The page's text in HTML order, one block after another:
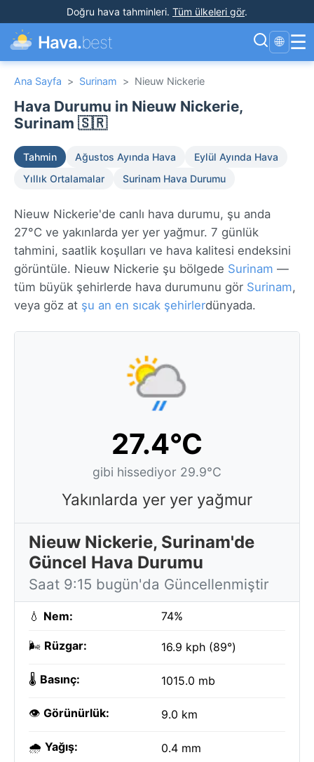
Doğru hava tahminleri. Tüm ülkeleri gör.
Hava.best 🌐 ☰
Ana Sayfa > Surinam > Nieuw Nickerie
Hava Durumu in Nieuw Nickerie,
Surinam 🇸🇷
Tahmin Ağustos Ayında Hava
Eylül Ayında Hava
Yıllık Ortalamalar
Surinam Hava Durumu
Nieuw Nickerie'de canlı hava durumu, şu anda
27°C ve yakınlarda yer yer yağmur. 7 günlük
tahmini, saatlik koşulları ve hava kalitesi endeksini
görüntüle. Nieuw Nickerie şu bölgede Surinam —
tüm büyük şehirlerde hava durumunu gör Surinam,
veya göz at şu an en sıcak şehirlerdünyada.
27.4°C
gibi hissediyor 29.9°C
Yakınlarda yer yer yağmur
Nieuw Nickerie, Surinam'de
Güncel Hava Durumu
Saat 9:15 bugün'da Güncellenmiştir
💧 Nem: 74%
🌬️ Rüzgar: 16.9 kph (89°)
🌡️ Basınç: 1015.0 mb
👁️ Görünürlük: 9.0 km
🌧️ Yağış: 0.4 mm